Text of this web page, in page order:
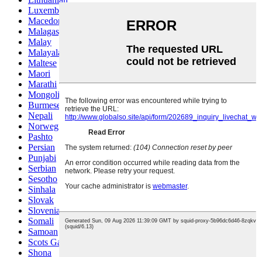
Luxembou..
Macedonian
Malagasy
Malay
Malayalam
Maltese
Maori
Marathi
Mongolian
Burmese
Nepali
Norwegian
Pashto
Persian
Punjabi
Serbian
Sesotho
Sinhala
Slovak
Slovenian
Somali
Samoan
Scots Gaelic
Shona